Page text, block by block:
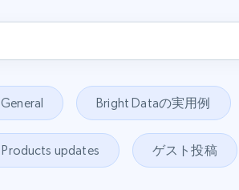
General Bright Dataの実用例
Products updates ゲスト投稿